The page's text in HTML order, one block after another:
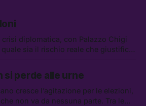
crisi diplomatica, con Palazzo Chigi
sia il rischio reale che giustifica
Pakistan e Turchia, la crisi del
e un altro caso di IA ribelle
si perde alle urne
cresce l’agitazione per le elezioni,
non va da nessuna parte. Tra le